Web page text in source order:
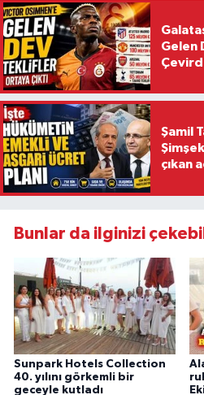
Gelen
Şamil
çıkan
Bunlar da ilginizi
Sunpark Hotels Collection
40. yılını görkemli bir
geceyle kutladı